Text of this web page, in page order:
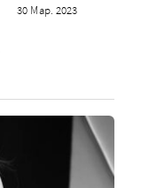
30 Мар. 2023